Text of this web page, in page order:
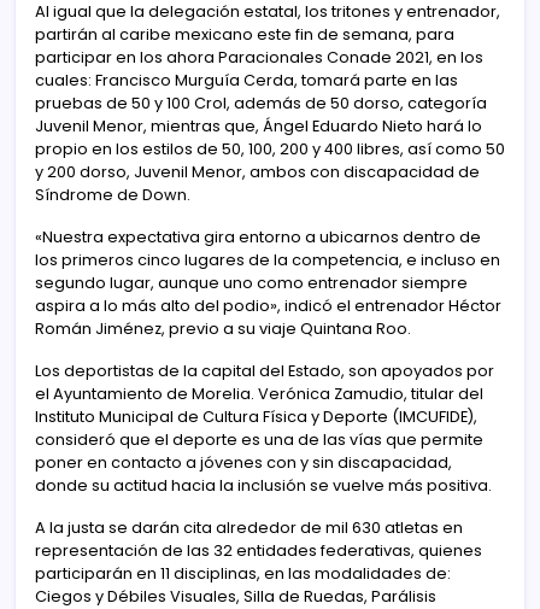
Al igual que la delegación estatal, los tritones y entrenador,
partirán al caribe mexicano este fin de semana, para
participar en los ahora Paracionales Conade 2021, en los
cuales: Francisco Murguía Cerda, tomará parte en las
pruebas de 50 y 100 Crol, además de 50 dorso, categoría
Juvenil Menor, mientras que, Ángel Eduardo Nieto hará lo
propio en los estilos de 50, 100, 200 y 400 libres, así como 50
y 200 dorso, Juvenil Menor, ambos con discapacidad de
Síndrome de Down.
«Nuestra expectativa gira entorno a ubicarnos dentro de
los primeros cinco lugares de la competencia, e incluso en
segundo lugar, aunque uno como entrenador siempre
aspira a lo más alto del podio», indicó el entrenador Héctor
Román Jiménez, previo a su viaje Quintana Roo.
Los deportistas de la capital del Estado, son apoyados por
el Ayuntamiento de Morelia. Verónica Zamudio, titular del
Instituto Municipal de Cultura Física y Deporte (IMCUFIDE),
consideró que el deporte es una de las vías que permite
poner en contacto a jóvenes con y sin discapacidad,
donde su actitud hacia la inclusión se vuelve más positiva.
A la justa se darán cita alrededor de mil 630 atletas en
representación de las 32 entidades federativas, quienes
participarán en 11 disciplinas, en las modalidades de:
Ciegos y Débiles Visuales, Silla de Ruedas, Parálisis